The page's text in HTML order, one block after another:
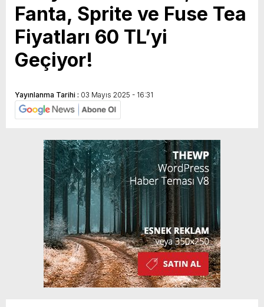
Fanta, Sprite ve Fuse Tea
Fiyatları 60 TL’yi
Geçiyor!
Yayınlanma Tarihi : 03 Mayıs 2025 - 16:31